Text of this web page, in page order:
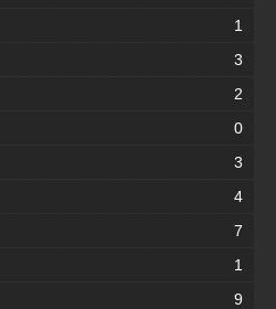
1
3
2
0
3
4
7
1
9